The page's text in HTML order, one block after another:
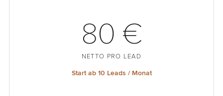
80 €
NETTO PRO LEAD
Start ab 10 Leads / Monat